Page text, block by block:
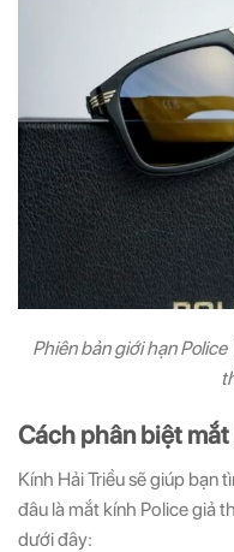
Phiên bản giới hạn
Cách phân biệt
Kính Hải Triều sẽ giúp bạn
đâu là mắt kính Police giả
dưới đây: